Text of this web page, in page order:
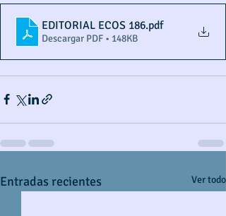
EDITORIAL ECOS 186.pdf
Descargar PDF • 148KB
Entradas recientes Ver todo